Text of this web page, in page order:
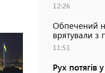
12:26
Обпечений
врятували з
11:51
Рух потягів